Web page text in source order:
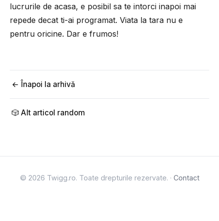
lucrurile de acasa, e posibil sa te intorci inapoi mai
repede decat ti-ai programat. Viata la tara nu e
pentru oricine. Dar e frumos!
← Înapoi la arhivă
🎲 Alt articol random
© 2026 Twigg.ro. Toate drepturile rezervate. · Contact